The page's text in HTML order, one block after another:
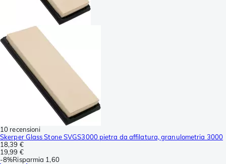
10 recensioni
Skerper Glass Stone SVGS3000 pietra da affilatura, granulometria 3000
18,39 €
19,99 €
-8%Risparmia 1,60